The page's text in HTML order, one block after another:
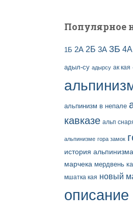
Популярное
1Б 2А 2Б 3А 3Б 4А
адыл-су адырсу ак кая
альпинизм в непале
кавказе альп
альпинизме гора замок
история альпинизма
марчека мердвень
мшатка кая новый
описание